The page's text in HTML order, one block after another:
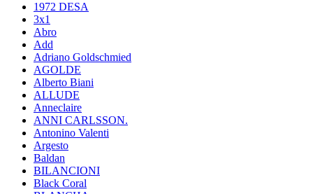
1972 DESA
3x1
Abro
Add
Adriano Goldschmied
AGOLDE
Alberto Biani
ALLUDE
Anneclaire
ANNI CARLSSON.
Antonino Valenti
Argesto
Baldan
BILANCIONI
Black Coral